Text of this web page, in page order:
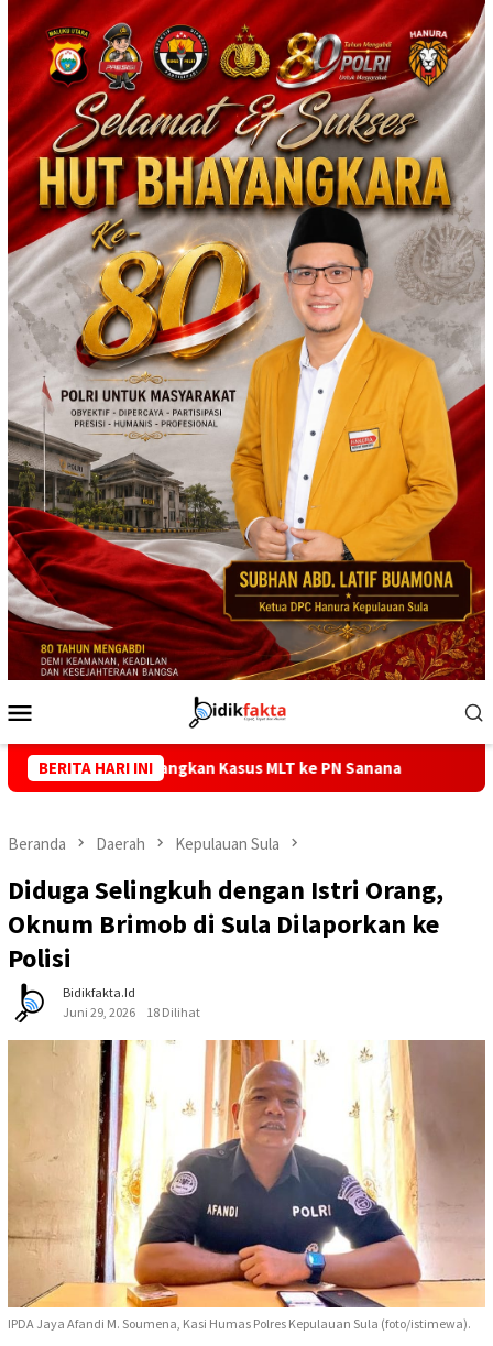
Loncat
ke
konten
Mobile
BERITA HARI INI
Kasus MLT ke PN Sanana Diduga Selingkuh
Beranda Daerah Kepulauan Sula
Diduga Selingkuh dengan Istri Orang,
Oknum Brimob di Sula Dilaporkan ke
Polisi
Bidikfakta.id
Juni 29, 2026
18 Dilihat
IPDA Jaya Afandi M. Soumena, Kasi Humas Polres Kepulauan Sula (foto/istimewa).